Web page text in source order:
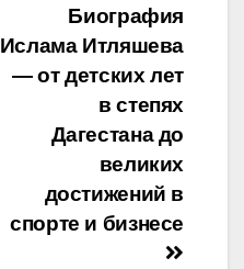
Биография
Ислама Итляшева
— от детских лет
в степях
Дагестана до
великих
достижений в
спорте и бизнесе